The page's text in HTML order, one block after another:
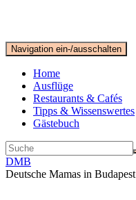
Navigation ein-/ausschalten
Home
Ausflüge
Restaurants & Cafés
Tipps & Wissenswertes
Gästebuch
DMB
Deutsche Mamas in Budapest